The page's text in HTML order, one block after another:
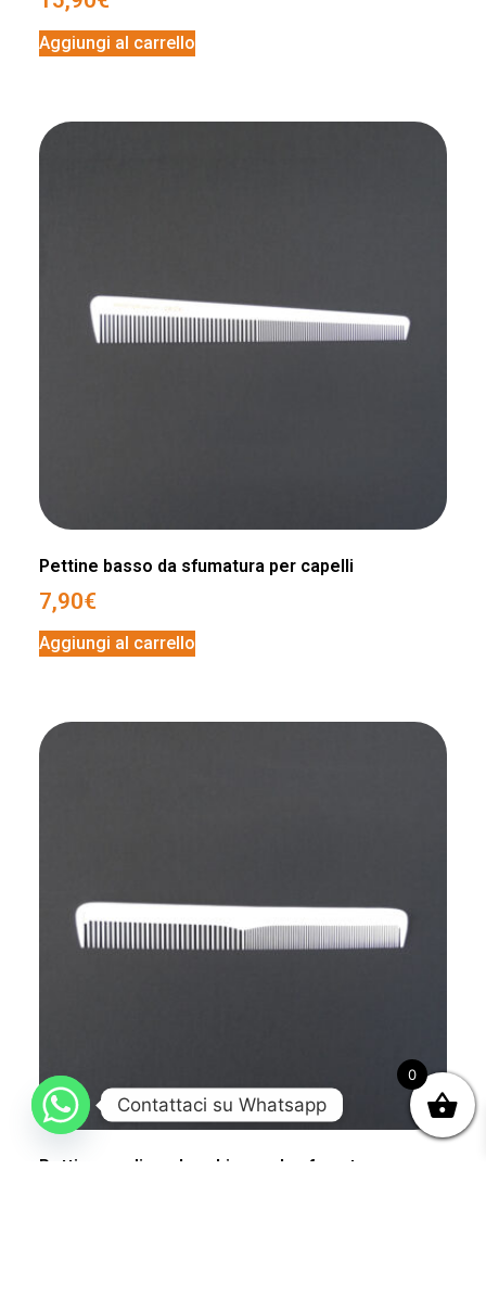
Aggiungi al carrello
Pettine basso da sfumatura per capelli
7,90€
Aggiungi al carrello
Pettine medio colore bianco da sfumatura per
0
Contattaci su Whatsapp